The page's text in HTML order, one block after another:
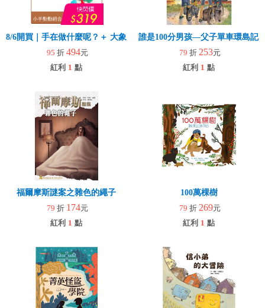
8/6開買｜手在做什麼呢？＋ 大象拉拉樂(玩具)
95 折 494元
紅利 1 點
誰是100分男孩—父子單車環島記
79 折 253元
紅利 1 點
福爾摩斯謎案之雜色的繩子
79 折 174元
紅利 1 點
100萬棵樹
79 折 269元
紅利 1 點